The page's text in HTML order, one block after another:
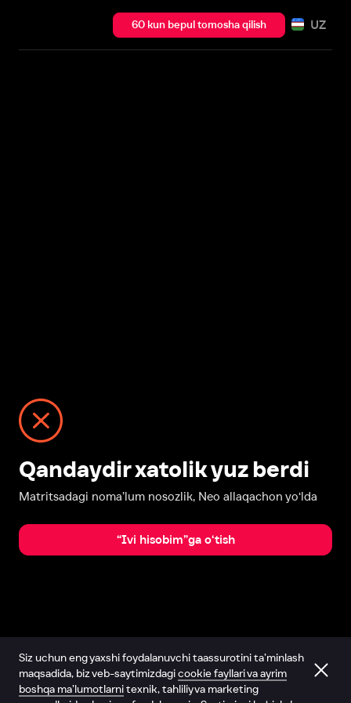
60 kun bepul tomosha qilish UZ
Qandaydir xatolik yuz berdi
Matritsadagi noma’lum nosozlik, Neo allaqachon yo‘lda
“Ivi hisobim”ga o‘tish
Siz uchun eng yaxshi foydalanuvchi taassurotini ta’minlash
maqsadida, biz veb-saytimizdagicookie fayllari va ayrim
boshqa ma’lumotlarnitexnik, tahliliy va marketing